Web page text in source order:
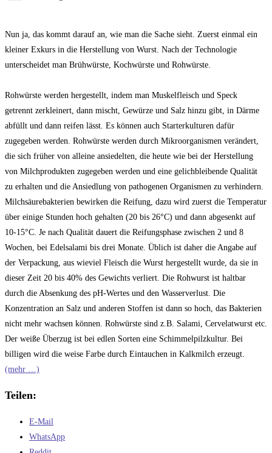
Nun ja, das kommt darauf an, wie man die Sache sieht. Zuerst einmal ein
kleiner Exkurs in die Herstellung von Wurst. Nach der Technologie
unterscheidet man Brühwürste, Kochwürste und Rohwürste.
Rohwürste werden hergestellt, indem man Muskelfleisch und Speck
getrennt zerkleinert, dann mischt, Gewürze und Salz hinzu gibt, in Därme
abfüllt und dann reifen lässt. Es können auch Starterkulturen dafür
zugegeben werden. Rohwürste werden durch Mikroorganismen verändert,
die sich früher von alleine ansiedelten, die heute wie bei der Herstellung
von Milchprodukten zugegeben werden und eine gelichbleibende Qualität
zu erhalten und die Ansiedlung von pathogenen Organismen zu verhindern.
Milchsäurebakterien bewirken die Reifung, dazu wird zuerst die Temperatur
über einige Stunden hoch gehalten (20 bis 26°C) und dann abgesenkt auf
10-15°C. Je nach Qualität dauert die Reifungsphase zwischen 2 und 8
Wochen, bei Edelsalami bis drei Monate. Üblich ist daher die Angabe auf
der Verpackung, aus wieviel Fleisch die Wurst hergestellt wurde, da sie in
dieser Zeit 20 bis 40% des Gewichts verliert. Die Rohwurst ist haltbar
durch die Absenkung des pH-Wertes und den Wasserverlust. Die
Konzentration an Salz und anderen Stoffen ist dann so hoch, das Bakterien
nicht mehr wachsen können. Rohwürste sind z.B. Salami, Cervelatwurst etc.
Der weiße Überzug ist bei edlen Sorten eine Schimmelpilzkultur. Bei
billigen wird die weise Farbe durch Eintauchen in Kalkmilch erzeugt.
(mehr …)
Teilen:
E-Mail
WhatsApp